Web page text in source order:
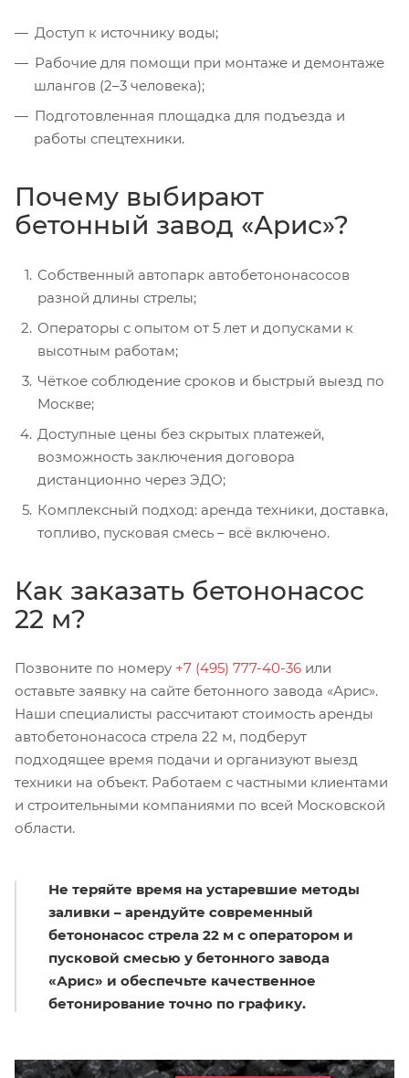
Доступ к источнику воды;
Рабочие для помощи при монтаже и демонтаже
шлангов (2–3 человека);
Подготовленная площадка для подъезда и
работы спецтехники.
Почему выбирают
бетонный завод «Арис»?
Собственный автопарк автобетононасосов
разной длины стрелы;
Операторы с опытом от 5 лет и допусками к
высотным работам;
Чёткое соблюдение сроков и быстрый выезд по
Москве;
Доступные цены без скрытых платежей,
возможность заключения договора
дистанционно через ЭДО;
Комплексный подход: аренда техники, доставка,
топливо, пусковая смесь – всё включено.
Как заказать бетононасос
22 м?
Позвоните по номеру +7 (495) 777-40-36 или
оставьте заявку на сайте бетонного завода «Арис».
Наши специалисты рассчитают стоимость аренды
автобетононасоса стрела 22 м, подберут
подходящее время подачи и организуют выезд
техники на объект. Работаем с частными клиентами
и строительными компаниями по всей Московской
области.
Не теряйте время на устаревшие методы
заливки – арендуйте современный
бетононасос стрела 22 м с оператором и
пусковой смесью у бетонного завода
«Арис» и обеспечьте качественное
бетонирование точно по графику.